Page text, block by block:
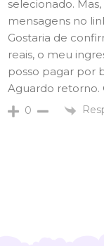
selecionado.
mensagens no
Gostaria de
reais, o meu
posso pagar por
Aguardo retorno.
0